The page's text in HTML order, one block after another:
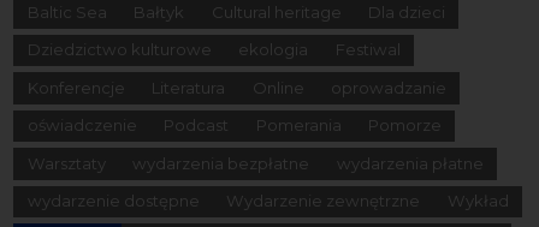
Baltic Sea Bałtyk Cultural heritage
Dla dzieci
Dziedzictwo kulturowe
ekologia
Festiwal
Konferencje
Literatura Online
oprowadzanie
oświadczenie
Podcast Pomerania
Pomorze
Warsztaty
wydarzenia bezpłatne
wydarzenia płatne
wydarzenie dostępne
Wydarzenie zewnętrzne
Wykład